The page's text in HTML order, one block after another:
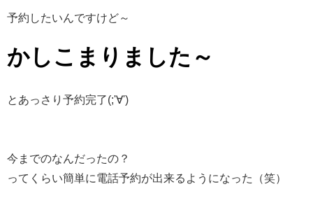
予約したいんですけど～
かしこまりました～
とあっさり予約完了(;'∀')
今までのなんだったの？
ってくらい簡単に電話予約が出来るようになった（笑）